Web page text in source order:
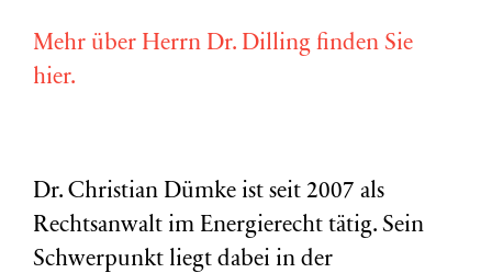
Mehr über Herrn Dr. Dilling finden Sie
hier.
Dr. Christian Dümke ist seit 2007 als
Rechtsanwalt im Energierecht tätig. Sein
Schwerpunkt liegt dabei in der